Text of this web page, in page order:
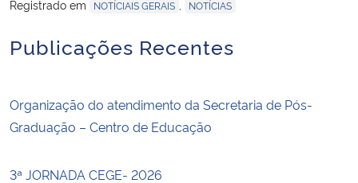
Secretaria de Governo
Registrado em
NOTÍCIAIS GERAIS NOTÍCIAS
Publicações Recentes
Organização do atendimento da Secretaria de Pós-
Graduação – Centro de Educação
3ª JORNADA CEGE- 2026